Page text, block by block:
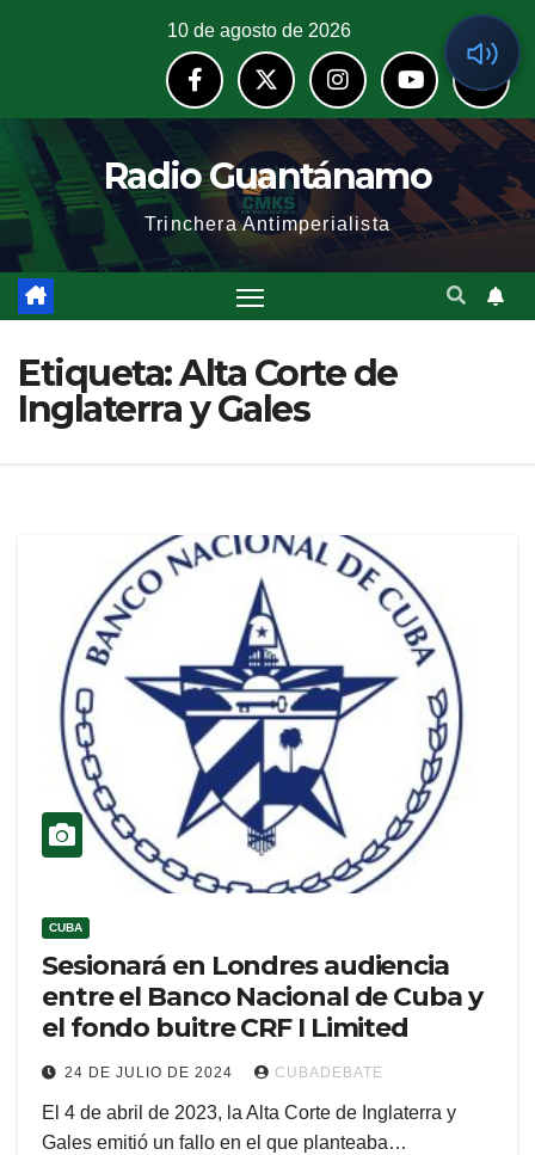
10 de agosto de 2026
Radio Guantánamo
Trinchera Antimperialista
Etiqueta:Alta Corte de
Inglaterra y Gales
CUBA
Sesionará en Londres audiencia
entre el Banco Nacional de Cuba y
el fondo buitre CRF I Limited
24 DE JULIO DE 2024 CUBADEBATE
El 4 de abril de 2023, la Alta Corte de Inglaterra y
Gales emitió un fallo en el que planteaba…